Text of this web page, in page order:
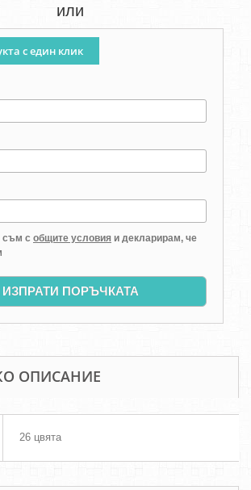
или
с един клик
съм с общите условия и декларирам, че
ИЗПРАТИ ПОРЪЧКАТА
ОПИСАНИЕ
26 цвята